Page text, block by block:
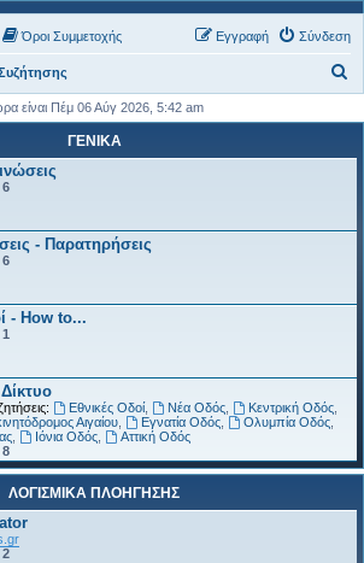
Όροι Συμμετοχής Σύνδεση
Εγγραφή
ζ
η
είναι Πέμ 06 Αύγ 2026, 5:42 am
ΓΕΝΙΚΑ
6
- Παρατηρήσεις
6
- How to...
1
Εθνικές Οδοί, Νέα Οδός, Κεντρική Οδός,
Αιγαίου, Εγνατία Οδός, Ολυμπία Οδός,
, Ιόνια Οδός,
Αττική Οδός
8
ΛΟΓΙΣΜΙΚΑ ΠΛΟΗΓΗΣΗΣ
2